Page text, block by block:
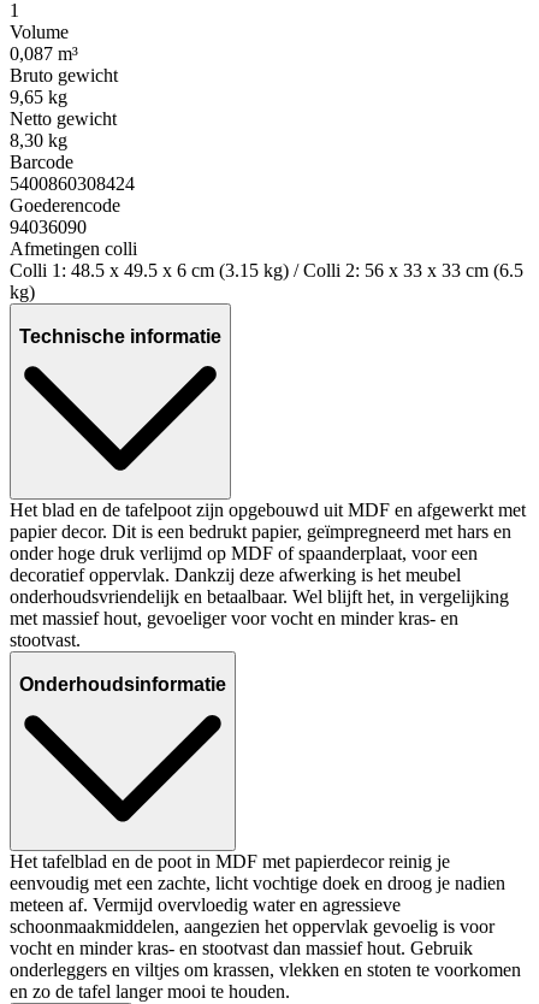
1
Volume
0,087 m³
Bruto gewicht
9,65 kg
Netto gewicht
8,30 kg
Barcode
5400860308424
Goederencode
94036090
Afmetingen colli
Colli 1: 48.5 x 49.5 x 6 cm (3.15 kg) / Colli 2: 56 x 33 x 33 cm (6.5
kg)
Technische informatie
Het blad en de tafelpoot zijn opgebouwd uit MDF en afgewerkt met
papier decor. Dit is een bedrukt papier, geïmpregneerd met hars en
onder hoge druk verlijmd op MDF of spaanderplaat, voor een
decoratief oppervlak. Dankzij deze afwerking is het meubel
onderhoudsvriendelijk en betaalbaar. Wel blijft het, in vergelijking
met massief hout, gevoeliger voor vocht en minder kras- en
stootvast.
Onderhoudsinformatie
Het tafelblad en de poot in MDF met papierdecor reinig je
eenvoudig met een zachte, licht vochtige doek en droog je nadien
meteen af. Vermijd overvloedig water en agressieve
schoonmaakmiddelen, aangezien het oppervlak gevoelig is voor
vocht en minder kras- en stootvast dan massief hout. Gebruik
onderleggers en viltjes om krassen, vlekken en stoten te voorkomen
en zo de tafel langer mooi te houden.